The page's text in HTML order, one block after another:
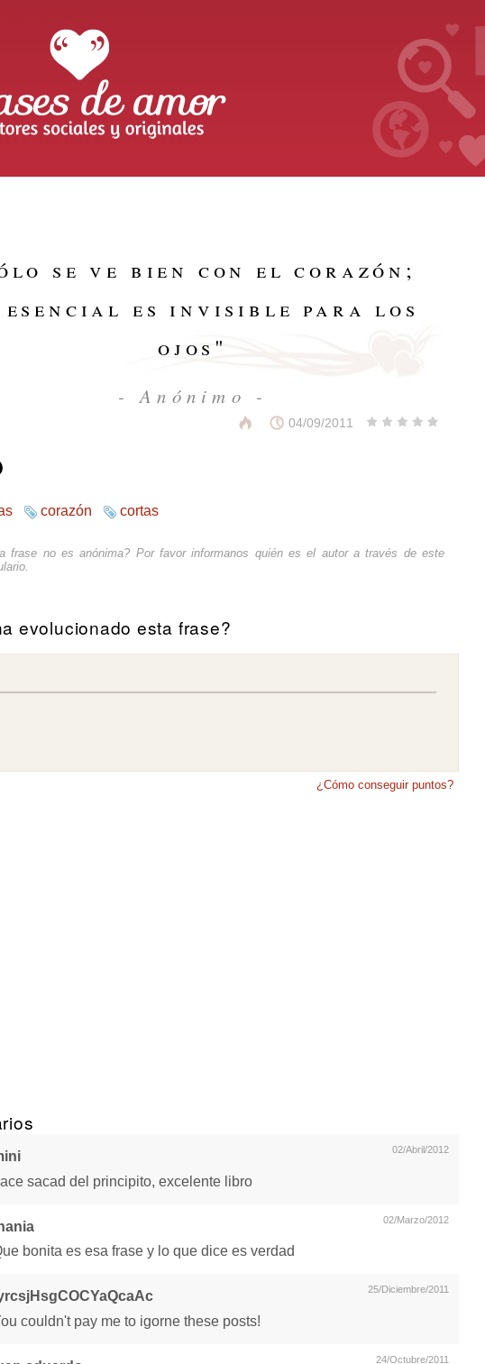
sociales y originales
se ve bien con el corazón;
es invisible para los
ojos "
- Anónimo -
04/09/2011
corazón cortas
frase no es anónima? Por favor informanos quién es el autor a través de este
evolucionado esta frase?
¿Cómo conseguir puntos?
02/Abril/2012
sacad del principito, excelente libro
02/Marzo/2012
bonita es esa frase y lo que dice es verdad
25/Diciembre/2011
couldn't pay me to igorne these posts!
24/Octubre/2011